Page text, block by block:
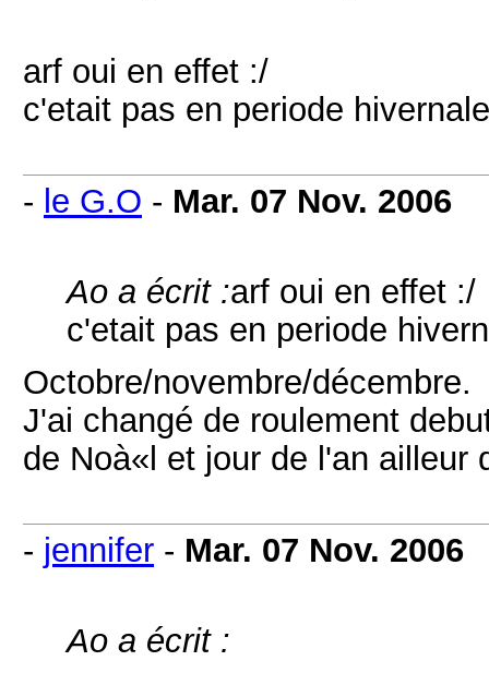
arf oui en effet :/
c'etait pas en periode
- le G.O - Mar. 07 Nov. 2006
Ao a écrit :arf oui en effet :/
c'etait pas en periode
Octobre/novembre/décembre.
J'ai changé de roulement
de Noà«l et jour de l'an ailleur
- jennifer - Mar. 07 Nov. 2006
Ao a écrit :